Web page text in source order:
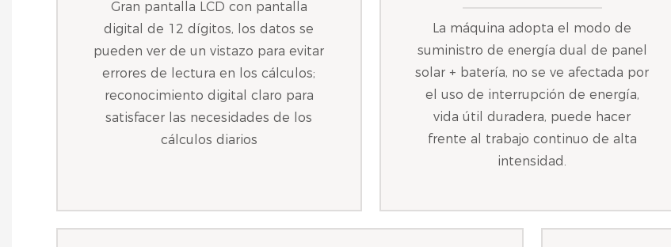
Gran pantalla LCD con pantalla
digital de 12 dígitos, los datos se
pueden ver de un vistazo para evitar
errores de lectura en los cálculos;
reconocimiento digital claro para
satisfacer las necesidades de los
cálculos diarios
La máquina adopta el modo de
suministro de energía dual de panel
solar + batería, no se ve afectada por
el uso de interrupción de energía,
vida útil duradera, puede hacer
frente al trabajo continuo de alta
intensidad.